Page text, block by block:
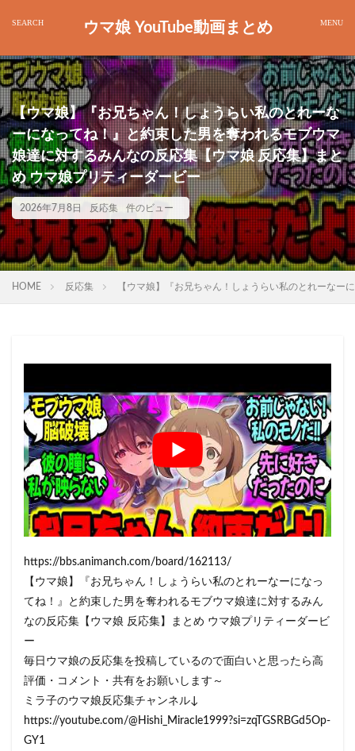
ウマ娘 YouTube動画まとめ
【ウマ娘】『お兄ちゃん！しょうらい私のとれーな
ーになってね！』と約束した男を奪われるモブウマ
娘達に対するみんなの反応集【ウマ娘 反応集】まと
め ウマ娘プリティーダービー
2026年7月8日 反応集 件のビュー
HOME 反応集 【ウマ娘】『お兄ちゃん！しょうらい私のとれーな
https://bbs.animanch.com/board/162113/
【ウマ娘】『お兄ちゃん！しょうらい私のとれーなーになっ
てね！』と約束した男を奪われるモブウマ娘達に対するみん
なの反応集【ウマ娘 反応集】まとめ ウマ娘プリティーダービ
ー
毎日ウマ娘の反応集を投稿しているので面白いと思ったら高
評価・コメント・共有をお願いします～
ミラ子のウマ娘反応集チャンネル↓
https://youtube.com/@Hishi_Miracle1999?si=zqTGSRBGd5Op-
GY1